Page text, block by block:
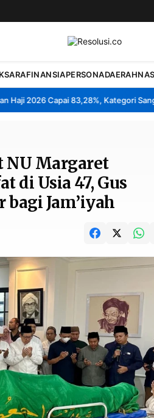
FINANSIAPERSONADAERAH
2026 Capai 83,28%, Kategori Sangat
NU Margaret
di Usia 47, Gus
bagi Jam’iyah